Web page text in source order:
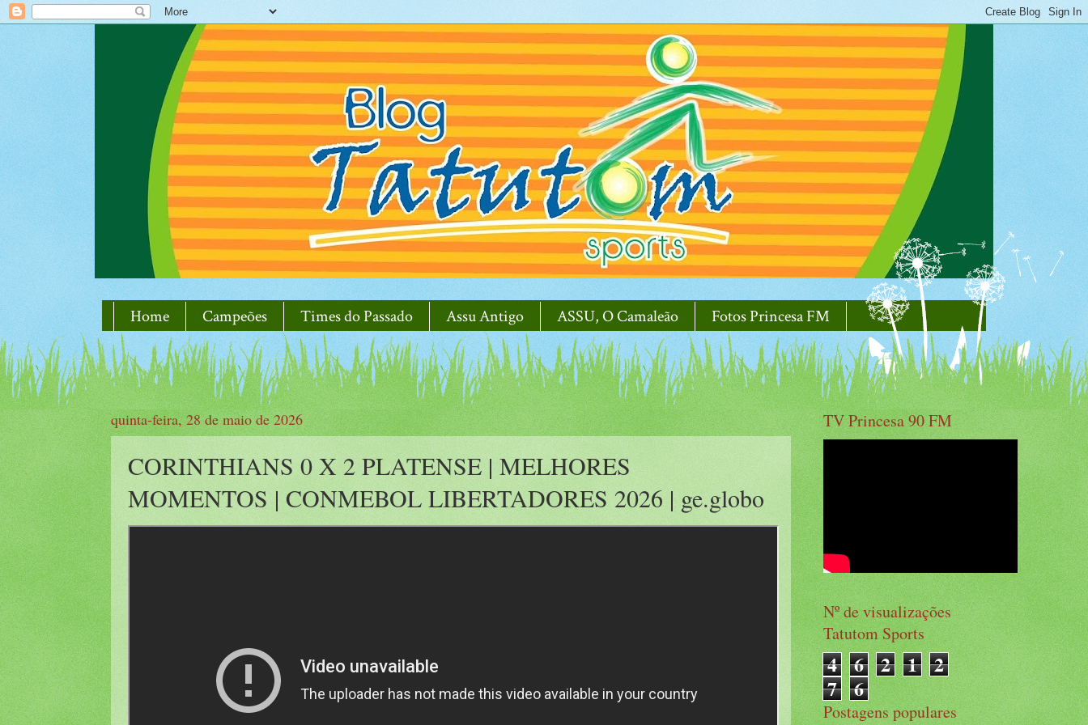
Home Campeões Times do Passado Assu Antigo ASSU, O Camaleão Fotos Princesa FM
quinta-feira, 28 de maio de 2026
CORINTHIANS 0 X 2 PLATENSE | MELHORES
MOMENTOS | CONMEBOL LIBERTADORES 2026 | ge.globo
TV Princesa 90 FM
Nº de visualizações
Tatutom Sports
4 6 2 1 2
7 6
Postagens populares